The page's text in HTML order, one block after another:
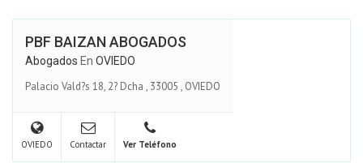
PBF BAIZAN ABOGADOS
Abogados En OVIEDO
Palacio Vald?s 18, 2? Dcha , 33005 , OVIEDO
OVIEDO Contactar Ver Teléfono